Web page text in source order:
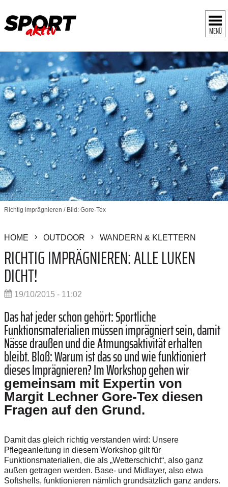
MENÜ
Richtig imprägnieren / Bild: Gore-Tex
HOME OUTDOOR WANDERN & KLETTERN
RICHTIG IMPRÄGNIEREN: ALLE LUKEN
DICHT!
19/10/2015 - 11:02
Das hat jeder schon gehört: Sportliche
Funktionsmaterialien müssen imprägniert sein, damit
Nässe draußen und die Atmungsaktivität erhalten
bleibt. Bloß: Warum ist das so und wie funktioniert
dieses Imprägnieren? Im Workshop gehen wir
gemeinsam mit Expertin von
Margit Lechner Gore-Tex diesen
Fragen auf den Grund.
Damit das gleich richtig verstanden wird: Unsere
Pflegeanleitung in diesem Workshop gilt für
Funktionsmaterialien, die als „Wetterschicht“, also ganz
außen getragen werden. Base- und Midlayer, also etwa
Softshells, funktionieren nämlich grundsätzlich ganz anders.